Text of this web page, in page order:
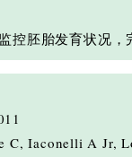
胚胎发育状况，
C, Iaconelli A Jr,